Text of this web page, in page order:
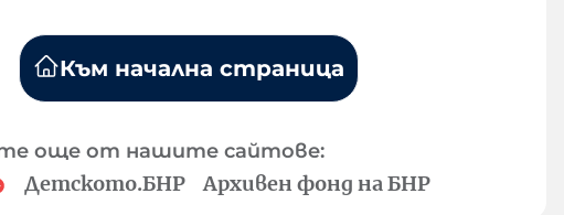
Към начална страница
още от нашите сайтове:
Детското.БНР Архивен фонд на БНР